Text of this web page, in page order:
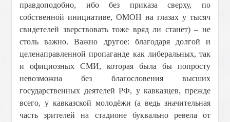
правдоподобно, ибо без приказа сверху, по
собственной инициативе, ОМОН на глазах у тысяч
свидетелей зверствовать тоже вряд ли станет) – не
столь важно. Важно другое: благодаря долгой и
целенаправленной пропаганде как либеральных, так
и официозных СМИ, которая была бы попросту
невозможна без благословения высших
государственных деятелей РФ, у кавказцев, прежде
всего, у кавказской молодёжи (а ведь значительная
часть зрителей на стадионе буквально ревела от